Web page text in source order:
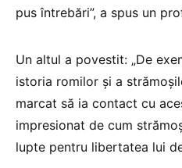
pus întrebări”, a spus un
Un altul a povestit: „De
istoria romilor și a
marcat să ia contact cu
impresionat de cum
lupte pentru libertatea lui